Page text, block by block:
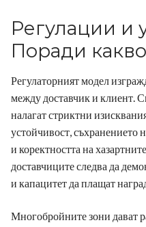
Регулации и
Поради
Регулаторният модел
между доставчик и клиент.
налагат стриктни
устойчивост,
и коректността на
доставчиците следва да
и капацитет да плащат
Многобройните зони дават